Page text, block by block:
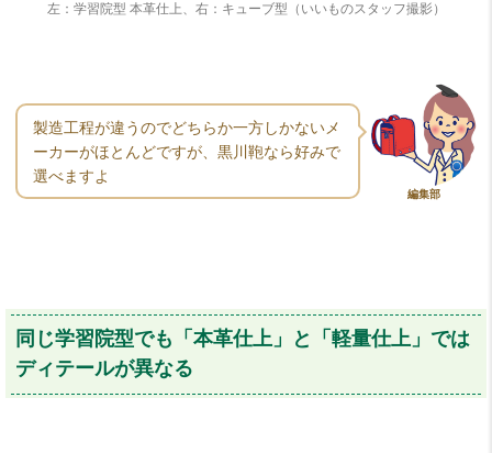
左：学習院型 本革仕上、右：キューブ型（いいものスタッフ撮影）
製造工程が違うのでどちらか一方しかないメ
ーカーがほとんどですが、黒川鞄なら好みで
選べますよ
編集部
同じ学習院型でも「本革仕上」と「軽量仕上」では
ディテールが異なる